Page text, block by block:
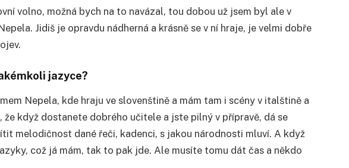
volno, možná bych na to navázal, tou dobou už jsem byl ale v
Jidiš je opravdu nádherná a krásně se v ní hraje, je velmi dobře
jazyce?
Nepela, kde hraju ve slovenštině a mám tam i scény v italštině a
když dostanete dobrého učitele a jste pilný v přípravě, dá se
melodičnost dané řeči, kadenci, s jakou národnosti mluví. A když
což já mám, tak to pak jde. Ale musíte tomu dát čas a někdo